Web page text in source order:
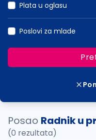
Plata u oglasu
Poslovi za mlade
Posao Radnik u
(0 rezultata)